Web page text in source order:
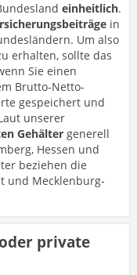
einheitlich.
in
Um also
erhalten, sollte das
Sie einen
Brutto-Netto-
gespeichert und
unserer
Gehälter generell
Hessen und
beziehen die
und Mecklenburg-
private